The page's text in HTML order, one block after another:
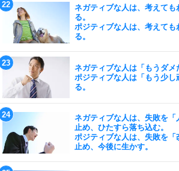
ネガティブな人は、考えて
る。
ポジティブな人は、考えて
る。
ネガティブな人は「もうダメ
ポジティブな人は「もう少
る。
ネガティブな人は、失敗を
止め、ひたすら落ち込む。
ポジティブな人は、失敗を
止め、今後に生かす。